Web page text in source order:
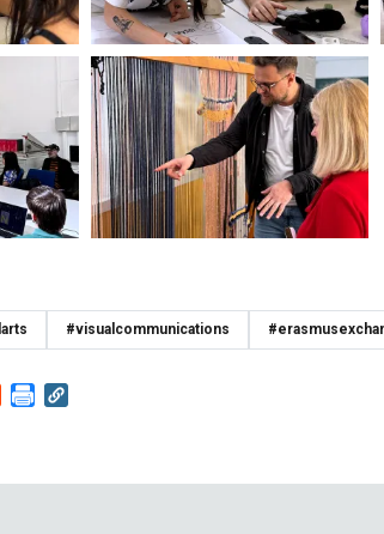
#visualcommunications
window
in a new window
in a new window